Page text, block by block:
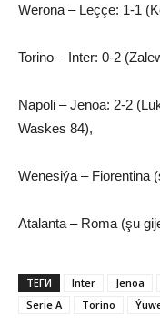
Werona – Leççe: 1-1
Torino – Inter: 0-2
Napoli – Jenoa: 2-2
Waskes 84),
Wenesiýa – Fiorentina
Atalanta – Roma (şu
ТЕГИ Inter Jenoa
Serie A
Torino